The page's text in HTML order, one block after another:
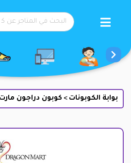
بوابة الكوبونات > كوبون دراجون مارت